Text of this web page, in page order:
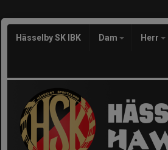
Hässelby SK IBK Dam Herr